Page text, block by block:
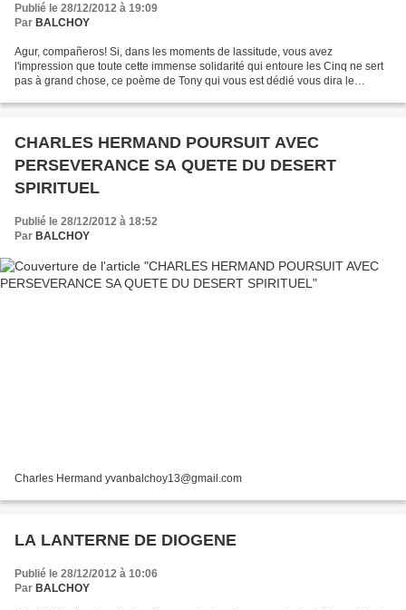
Publié le 28/12/2012 à 19:09
Par BALCHOY
Agur, compañeros! Si, dans les moments de lassitude, vous avez
l'impression que toute cette immense solidarité qui entoure les Cinq ne sert
pas à grand chose, ce poème de Tony qui vous est dédié vous dira le
CHARLES HERMAND POURSUIT AVEC
PERSEVERANCE SA QUETE DU DESERT
SPIRITUEL
Publié le 28/12/2012 à 18:52
Par BALCHOY
Charles Hermand yvanbalchoy13@gmail.com
LA LANTERNE DE DIOGENE
Publié le 28/12/2012 à 10:06
Par BALCHOY